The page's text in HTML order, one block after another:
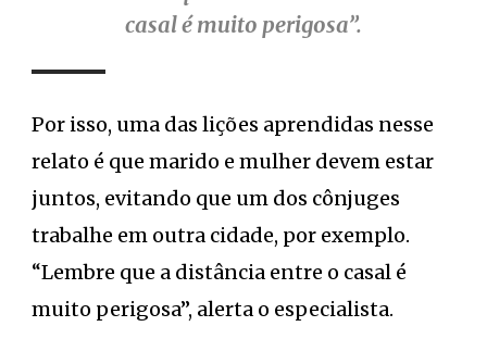
casal é muito perigosa”.
Por isso, uma das lições aprendidas nesse
relato é que marido e mulher devem estar
juntos, evitando que um dos cônjuges
trabalhe em outra cidade, por exemplo.
“Lembre que a distância entre o casal é
muito perigosa”, alerta o especialista.